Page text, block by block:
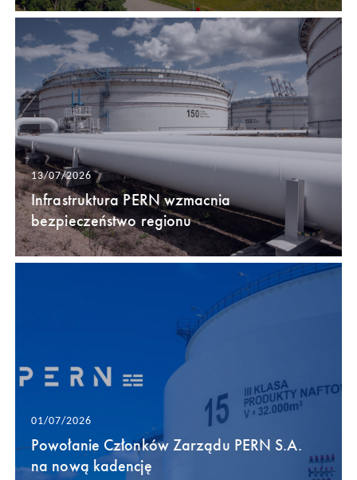
13/07/2026
Infrastruktura PERN wzmacnia
bezpieczeństwo regionu
01/07/2026
Powołanie Członków Zarządu PERN S.A.
na nową kadencję